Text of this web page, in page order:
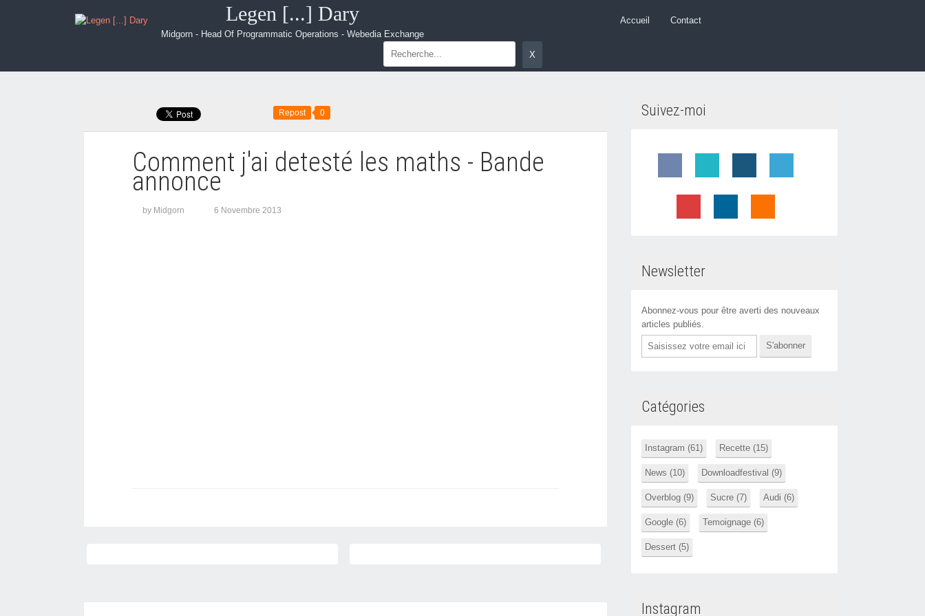
Legen [...] Dary
Midgorn - Head Of Programmatic Operations - Webedia Exchange
Accueil Contact
Repost 0
Comment j'ai detesté les maths - Bande
annonce
by Midgorn 6 Novembre 2013
Suivez-moi
Newsletter
Abonnez-vous pour être averti des nouveaux
articles publiés.
Email
Catégories
Instagram (61) Recette (15)
News (10) Downloadfestival (9)
Overblog (9) Sucre (7) Audi (6)
Google (6) Temoignage (6)
Dessert (5)
Instagram